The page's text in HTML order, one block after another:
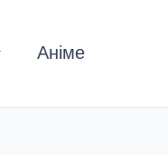
Аніме